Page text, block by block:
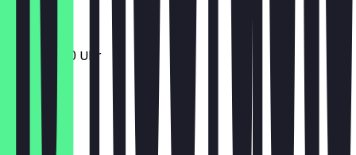
11:00 - 18:00 Uhr